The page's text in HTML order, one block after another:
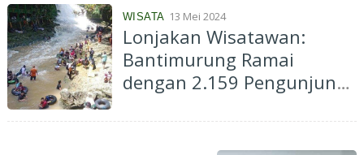
WISATA 13 Mei 2024
Lonjakan Wisatawan:
Bantimurung Ramai
dengan 2.159 Pengunjung